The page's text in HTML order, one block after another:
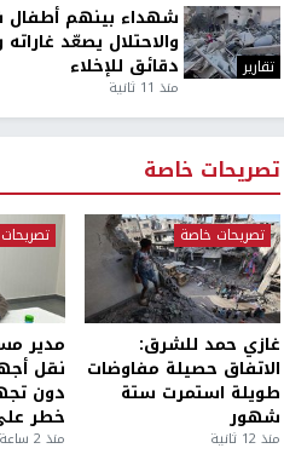
تقارير
شهداء بينهم أطفال
والاحتلال يصعّد
دقائق للإخلاء
منذ 11 ثانية
تصريحات خاصة
تصريحات خاصة
غازي حمد للشرق:
الاتفاق حصيلة مفاوضات
طويلة استمرت ستة
شهور
منذ 12 ثانية
مدير
نقل
دون
خطر
منذ 2 ساعة